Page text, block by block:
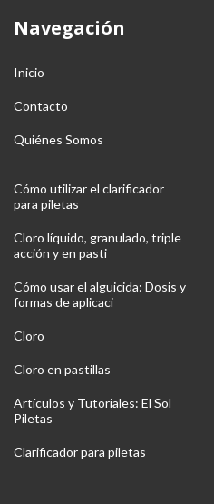
Navegación
Inicio
Contacto
Quiénes Somos
Cómo utilizar el clarificador
para piletas
Cloro líquido, granulado, triple
acción y en pasti
Cómo usar el alguicida: Dosis y
formas de aplicaci
Cloro
Cloro en pastillas
Artículos y Tutoriales: El Sol
Piletas
Clarificador para piletas